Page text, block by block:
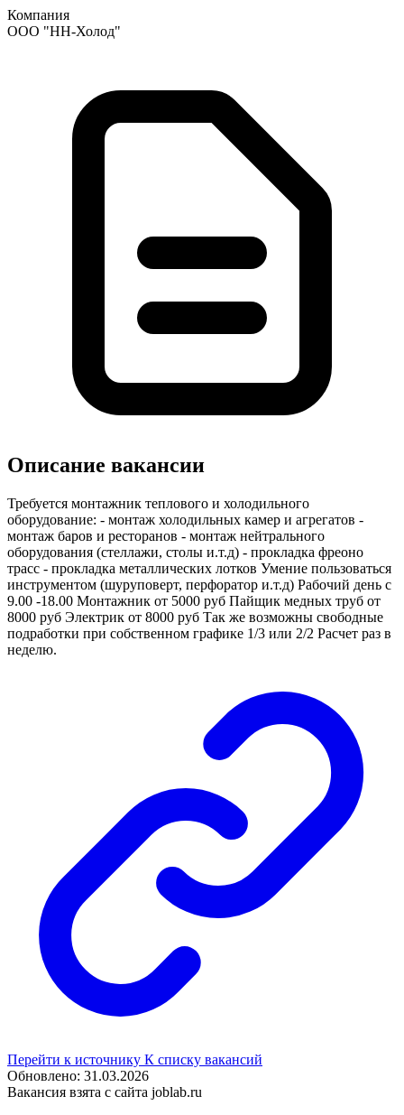
Компания
ООО "НН-Холод"
Описание вакансии
Требуется монтажник теплового и холодильного
оборудование: - монтаж холодильных камер и агрегатов -
монтаж баров и ресторанов - монтаж нейтрального
оборудования (стеллажи, столы и.т.д) - прокладка фреоно
трасс - прокладка металлических лотков Умение пользоваться
инструментом (шуруповерт, перфоратор и.т.д) Рабочий день с
9.00 -18.00 Монтажник от 5000 руб Пайщик медных труб от
8000 руб Электрик от 8000 руб Так же возможны свободные
подработки при собственном графике 1/3 или 2/2 Расчет раз в
неделю.
Перейти к источнику К списку вакансий
Обновлено: 31.03.2026
Вакансия взята с сайта joblab.ru